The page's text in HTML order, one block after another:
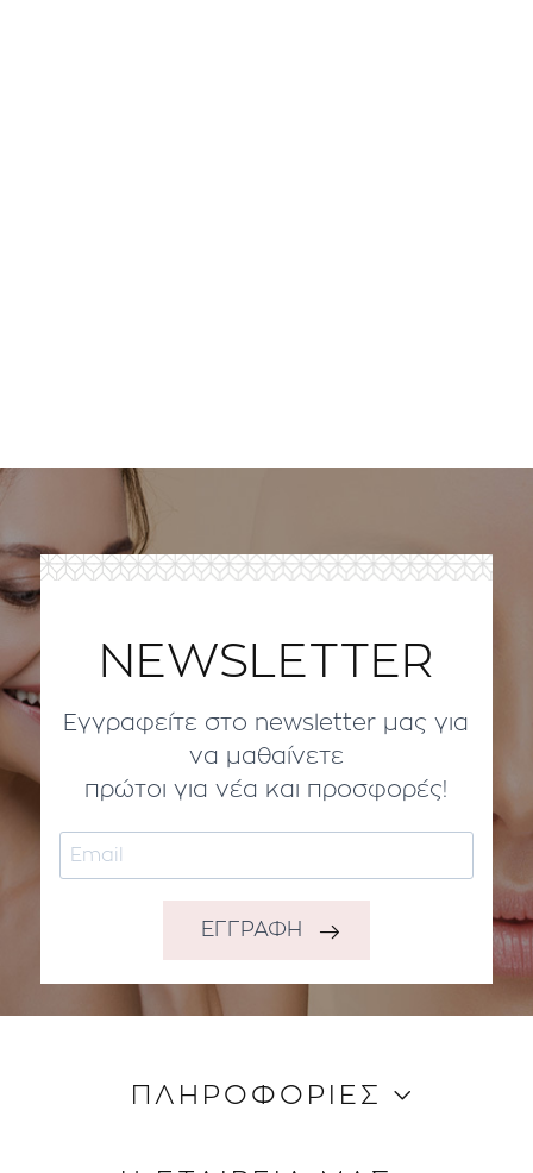
NEWSLETTER
Εγγραφείτε στο newsletter μας για
να μαθαίνετε
πρώτοι για νέα και προσφορές!
ΕΓΓΡΑΦΗ
ΠΛΗΡΟΦΟΡΙΕΣ